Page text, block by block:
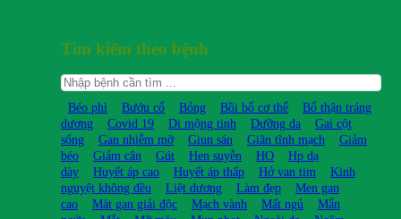
Tìm kiếm theo bệnh
Béo phì Bướu cổ Bỏng Bồi bổ cơ thể
Bổ thận tráng
dương
Covid 19 Di mộng tinh Dưỡng da
Gai cột
sống
Gan nhiễm mỡ Giun sán Giãn tĩnh mạch
Giảm
béo
Giảm cân Gút Hen suyễn HO
Hp dạ
dày
Huyết áp cao Huyết áp thấp Hở van tim
Kinh
nguyệt không đều
Liệt dương Làm đẹp
Men gan
cao
Mát gan giải độc Mạch vành Mất ngủ
Mẩn